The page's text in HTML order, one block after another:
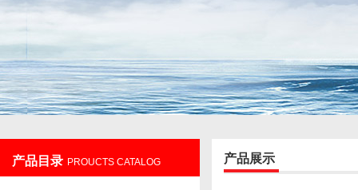
产品目录 PROUCTS CATALOG 产品展示